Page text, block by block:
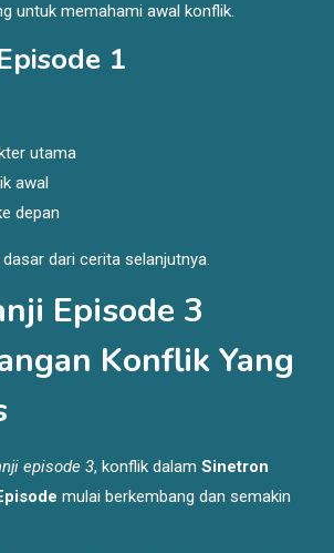
untuk memahami awal konflik.
1
utama
awal
depan
dari cerita selanjutnya.
Episode 3
Konflik Yang
episode 3, konflik dalam Sinetron
mulai berkembang dan semakin